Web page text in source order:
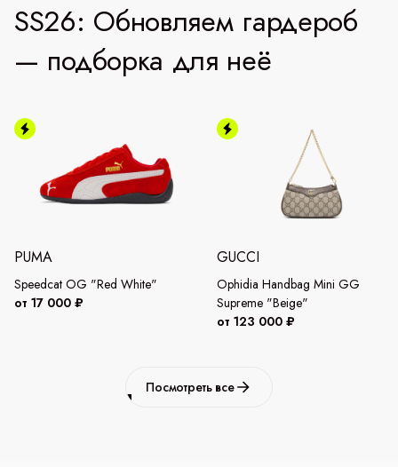
SS26: Обновляем гардероб
— подборка для неё
PUMA
Speedcat OG "Red White"
от 17 000 ₽
GUCCI
Ophidia Handbag Mini GG
Supreme "Beige"
от 123 000 ₽
Посмотреть все